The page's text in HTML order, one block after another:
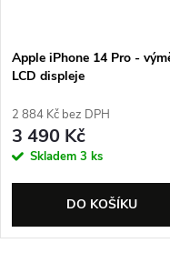
Apple iPhone 14 Pro -
LCD displeje
2 884 Kč bez DPH
3 490 Kč
Skladem 3 ks
DO KOŠÍKU